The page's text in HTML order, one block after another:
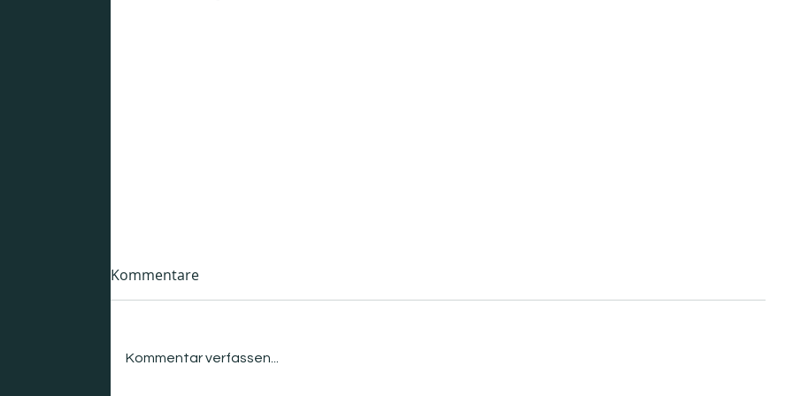
Förderung: e2Health
BMFTR-Förderung „e2Health“:
Kommentare
Kommentar verfassen...